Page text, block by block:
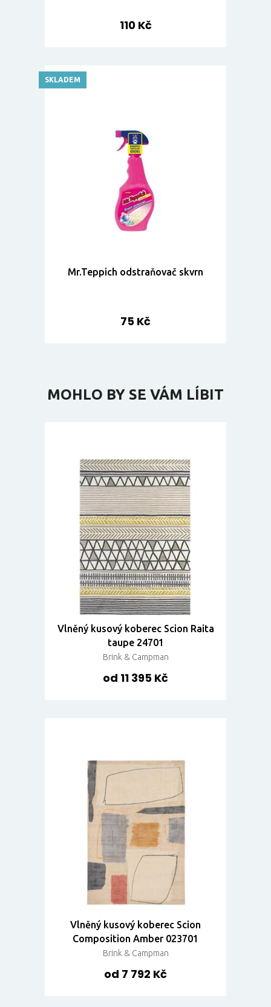
110 Kč
Mr.Teppich odstraňovač skvrn
75 Kč
SKLADEM
MOHLO BY SE VÁM LÍBIT
Vlněný kusový koberec Scion Raita
taupe 24701
Brink & Campman
od 11 395 Kč
Vlněný kusový koberec Scion
Composition Amber 023701
Brink & Campman
od 7 792 Kč